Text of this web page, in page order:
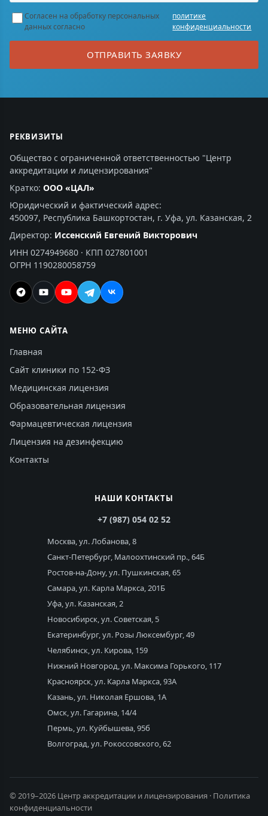
Согласен на обработку персональных
данных согласно
политике
конфиденциальности
ОТПРАВИТЬ ЗАЯВКУ
РЕКВИЗИТЫ
Общество с ограниченной ответственностью "Центр
аккредитации и лицензирования"
Кратко: ООО «ЦАЛ»
Юридический и фактический адрес:
450097, Республика Башкортостан, г. Уфа, ул. Казанская, 2
Директор: Иссенский Евгений Викторович
ИНН 0274949680 · КПП 027801001
ОГРН 1190280058759
МЕНЮ САЙТА
Главная
Сайт клиники по 152-ФЗ
Медицинская лицензия
Образовательная лицензия
Фармацевтическая лицензия
Лицензия на дезинфекцию
Контакты
НАШИ КОНТАКТЫ
+7 (987) 054 02 52
Москва, ул. Лобанова, 8
Санкт-Петербург, Малоохтинский пр., 64Б
Ростов-на-Дону, ул. Пушкинская, 65
Самара, ул. Карла Маркса, 201Б
Уфа, ул. Казанская, 2
Новосибирск, ул. Советская, 5
Екатеринбург, ул. Розы Люксембург, 49
Челябинск, ул. Кирова, 159
Нижний Новгород, ул. Максима Горького, 117
Красноярск, ул. Карла Маркса, 93А
Казань, ул. Николая Ершова, 1А
Омск, ул. Гагарина, 14/4
Пермь, ул. Куйбышева, 95б
Волгоград, ул. Рокоссовского, 62
© 2019–2026 Центр аккредитации и лицензирования · Политика
конфиденциальности